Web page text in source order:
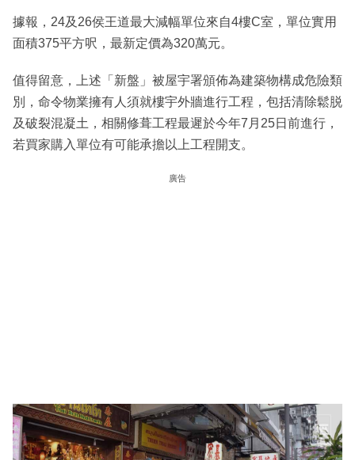
據報，24及26侯王道最大減幅單位來自4樓C室，單位實用
面積375平方呎，最新定價為320萬元。
值得留意，上述「新盤」被屋宇署頒佈為建築物構成危險類
別，命令物業擁有人須就樓宇外牆進行工程，包括清除鬆脱
及破裂混凝土，相關修葺工程最遲於今年7月25日前進行，
若買家購入單位有可能承擔以上工程開支。
廣告